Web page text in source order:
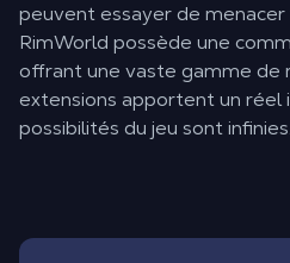
peuvent essayer de menacer
RimWorld possède une
offrant une vaste gamme de
extensions apportent un réel
possibilités du jeu sont infinies.